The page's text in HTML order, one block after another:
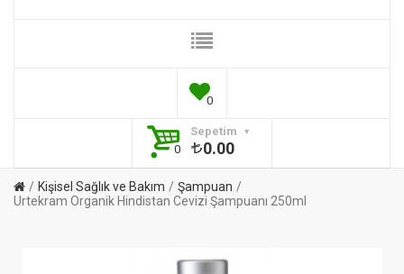
0
Sepetim
0
0.00
Kişisel Sağlık ve Bakım
Şampuan
Urtekram Organik Hindistan Cevizi Şampuanı 250ml